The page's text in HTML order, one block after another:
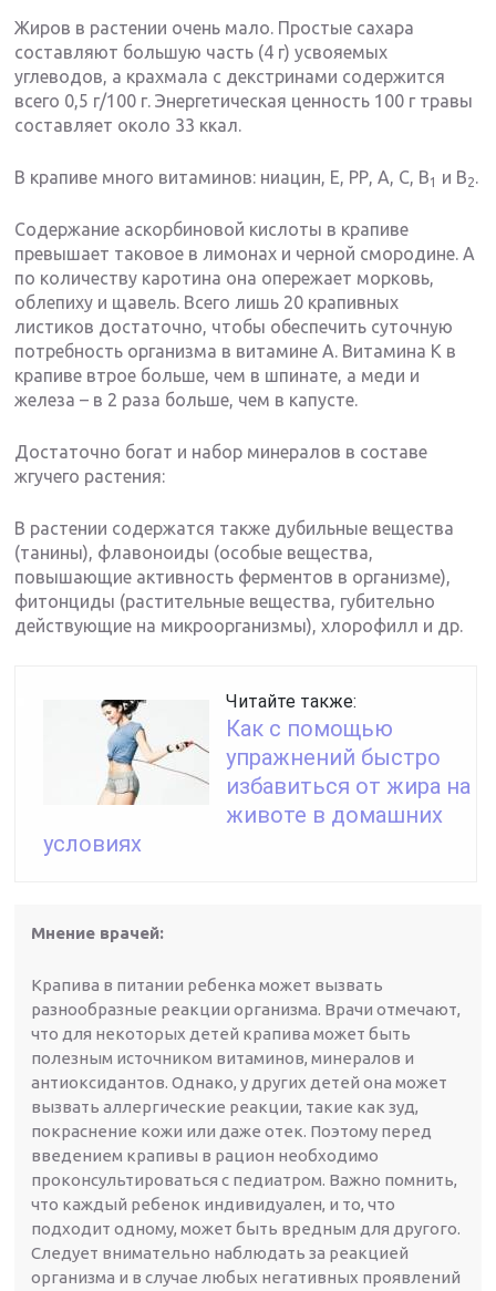
Жиров в растении очень мало. Простые сахара
составляют большую часть (4 г) усвояемых
углеводов, а крахмала с декстринами содержится
всего 0,5 г/100 г. Энергетическая ценность 100 г травы
составляет около 33 ккал.
В крапиве много витаминов: ниацин, Е, РР, А, С, В1 и В2.
Содержание аскорбиновой кислоты в крапиве
превышает таковое в лимонах и черной смородине. А
по количеству каротина она опережает морковь,
облепиху и щавель. Всего лишь 20 крапивных
листиков достаточно, чтобы обеспечить суточную
потребность организма в витамине А. Витамина К в
крапиве втрое больше, чем в шпинате, а меди и
железа – в 2 раза больше, чем в капусте.
Достаточно богат и набор минералов в составе
жгучего растения:
В растении содержатся также дубильные вещества
(танины), флавоноиды (особые вещества,
повышающие активность ферментов в организме),
фитонциды (растительные вещества, губительно
действующие на микроорганизмы), хлорофилл и др.
Читайте также:
Как с помощью
упражнений быстро
избавиться от жира на
животе в домашних
условиях
Мнение врачей:
Крапива в питании ребенка может вызвать
разнообразные реакции организма. Врачи отмечают,
что для некоторых детей крапива может быть
полезным источником витаминов, минералов и
антиоксидантов. Однако, у других детей она может
вызвать аллергические реакции, такие как зуд,
покраснение кожи или даже отек. Поэтому перед
введением крапивы в рацион необходимо
проконсультироваться с педиатром. Важно помнить,
что каждый ребенок индивидуален, и то, что
подходит одному, может быть вредным для другого.
Следует внимательно наблюдать за реакцией
организма и в случае любых негативных проявлений